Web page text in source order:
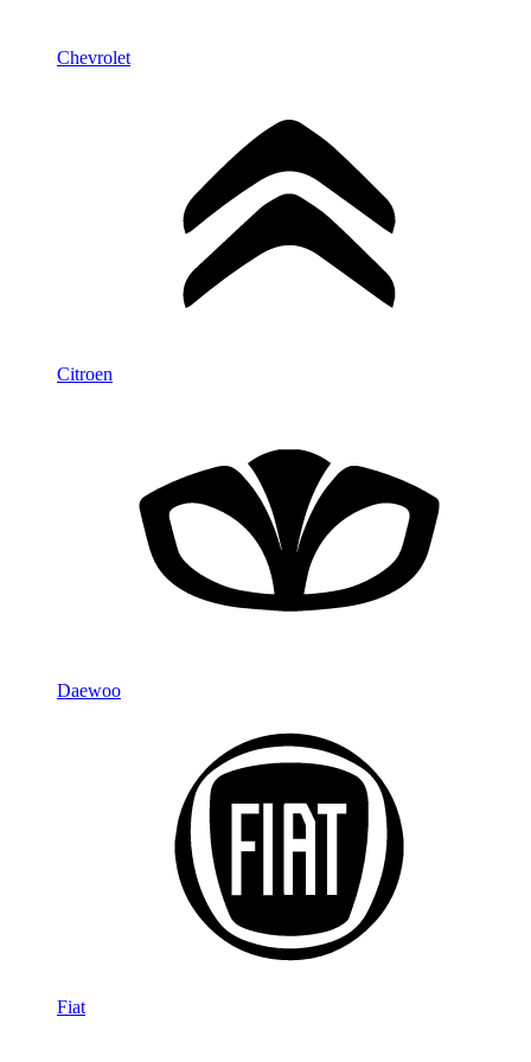
Chevrolet
Citroen
Daewoo
Fiat